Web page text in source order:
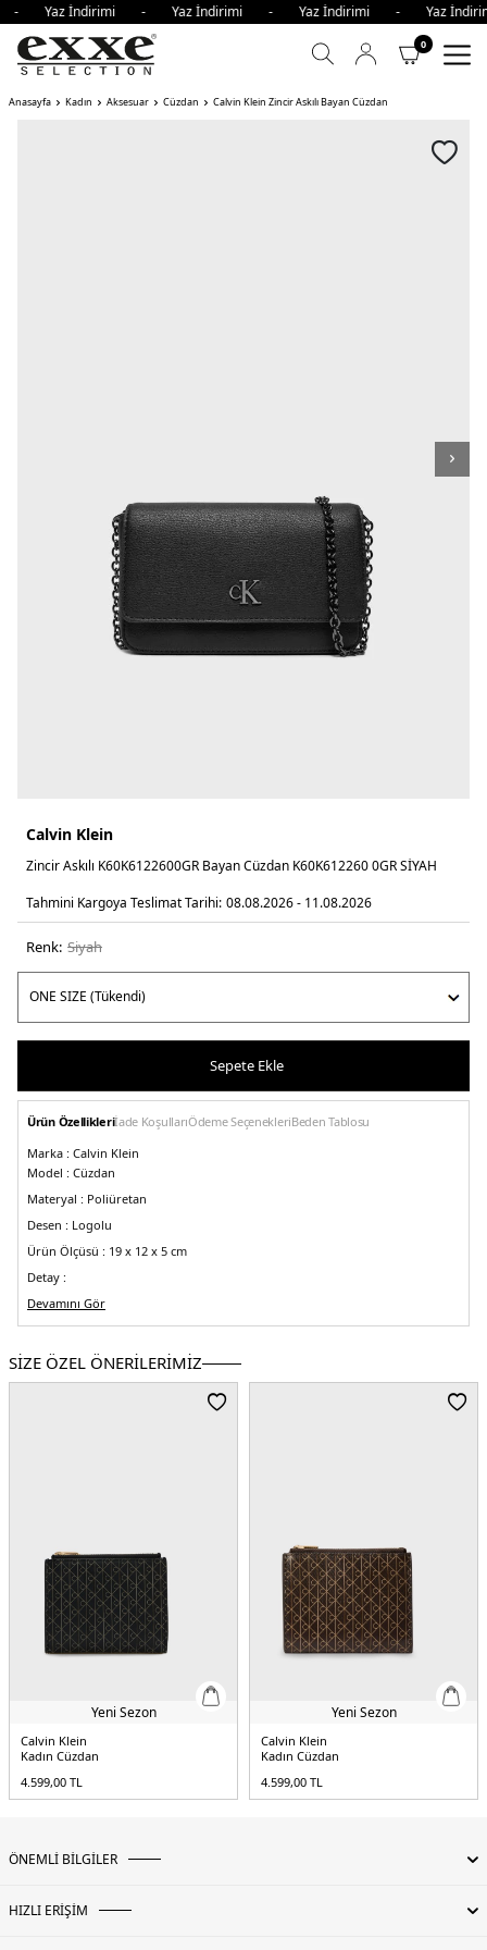
- Yaz İndirimi - Yaz İndirimi - Yaz İndirimi - Yaz
0
Anasayfa Kadın Aksesuar Cüzdan Calvin Klein Zincir Askılı Bayan Cüzdan
Calvin Klein
Zincir Askılı K60K6122600GR Bayan Cüzdan K60K612260 0GR SİYAH
Tahmini Kargoya Teslimat Tarihi: 08.08.2026 - 11.08.2026
Renk: si̇yah
Sepete Ekle
Ürün Özellikleriİade KoşullarıÖdeme SeçenekleriBeden Tablosu
Marka : Calvin Klein
Model : Cüzdan
Materyal : Poliüretan
Desen : Logolu
Ürün Ölçüsü : 19 x 12 x 5 cm
Detay :
-Marka logosu
Çıkarılabilir zincir askılı
5DE2K60K6122600GR.07
Devamını Gör
SİZE ÖZEL ÖNERİLERİMİZ
Yeni Sezon
Calvin Klein
Kadın Cüzdan
4.599,00 TL
Yeni Sezon
Calvin Klein
Kadın Cüzdan
4.599,00 TL
ÖNEMLİ BİLGİLER
HIZLI ERİŞİM